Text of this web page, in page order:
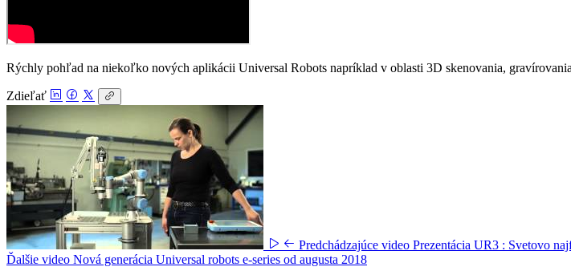
Rýchly pohľad na niekoľko nových aplikácii Universal Robots napríklad v oblasti 3D skenovania,
Zdieľať
Predchádzajúce video Prezentácia UR3 : Svetovo
Ďalšie video Nová generácia Universal robots e-series od augusta 2018